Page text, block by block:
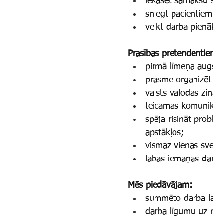
sniegt
veikt darba
Prasības
pirmā līmeņa
prasme
valsts valodas
teicamas
spēja risināt
apstākļos;
vismaz vienas
labas iemaņas
Mēs piedāvājam:
summēto darba
darba līgumu uz